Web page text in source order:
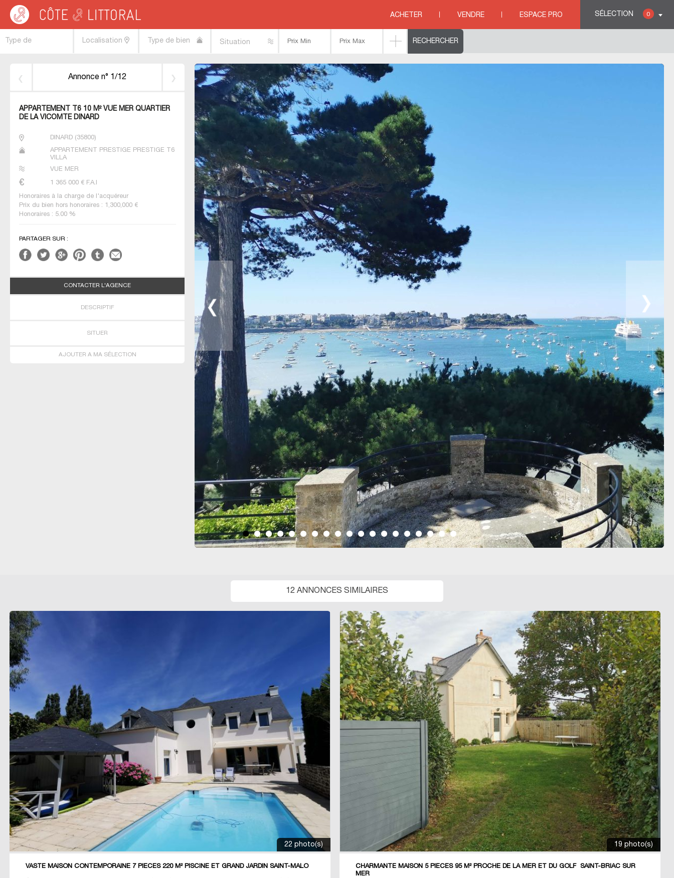
SÉLECTION 0
ACHETER VENDRE ESPACE PRO
Côte & Littoral > immobilier vue mer>BRETAGNE
Annonce n° 1/12
APPARTEMENT T6 10 M² VUE MER QUARTIER
DE LA VICOMTE DINARD
DINARD (35800)
APPARTEMENT PRESTIGE PRESTIGE T6
VILLA
VUE MER
1 365 000 € F.A.I
Honoraires à la charge de l'acquéreur
Prix du bien hors honoraires : 1,300,000 €
Honoraires : 5.00 %
PARTAGER SUR :
CONTACTER L'AGENCE
DESCRIPTIF
SITUER
AJOUTER A MA SÉLECTION
12 ANNONCES SIMILAIRES
22 photo(s)
VASTE MAISON CONTEMPORAINE 7 PIECES 220 M² PISCINE ET GRAND JARDIN SAINT-MALO
19 photo(s)
CHARMANTE MAISON 5 PIECES 95 M² PROCHE DE LA MER ET DU GOLF SAINT-BRIAC SUR
MER
Type de
Localisation Type de bien Situation